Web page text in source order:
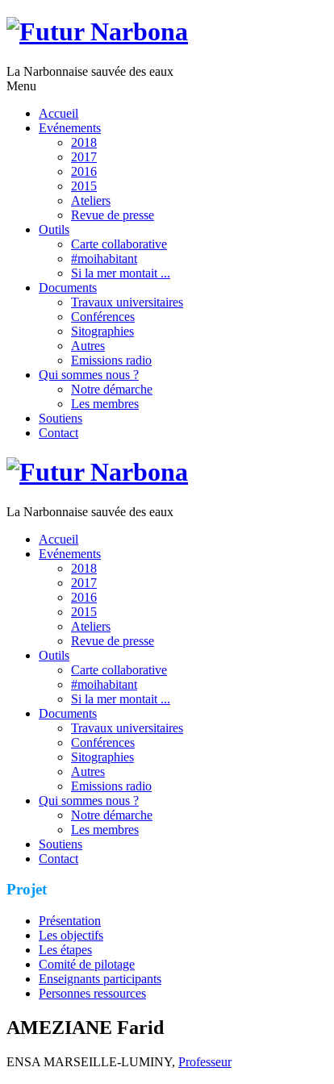
La Narbonnaise sauvée des eaux
Menu
Accueil
Evénements
2018
2017
2016
2015
Ateliers
Revue de presse
Outils
Carte collaborative
#moihabitant
Si la mer montait ...
Documents
Travaux universitaires
Conférences
Sitographies
Autres
Emissions radio
Qui sommes nous ?
Notre démarche
Les membres
Soutiens
Contact
La Narbonnaise sauvée des eaux
Accueil
Evénements
2018
2017
2016
2015
Ateliers
Revue de presse
Outils
Carte collaborative
#moihabitant
Si la mer montait ...
Documents
Travaux universitaires
Conférences
Sitographies
Autres
Emissions radio
Qui sommes nous ?
Notre démarche
Les membres
Soutiens
Contact
Projet
Présentation
Les objectifs
Les étapes
Comité de pilotage
Enseignants participants
Personnes ressources
AMEZIANE Farid
ENSA MARSEILLE-LUMINY, Professeur